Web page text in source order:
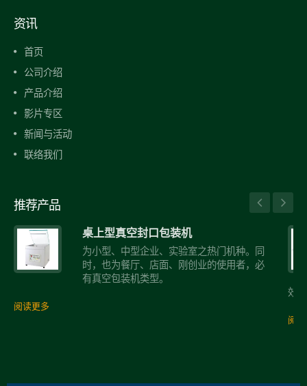
资讯
首页
公司介绍
产品介绍
影片专区
新闻与活动
联络我们
推荐产品
桌上型真空封口包装机
为小型、中型企业、实验室之热门机种。同
时，也为餐厅、店面、刚创业的使用者，必
有真空包装机类型。
阅读更多
效
阅